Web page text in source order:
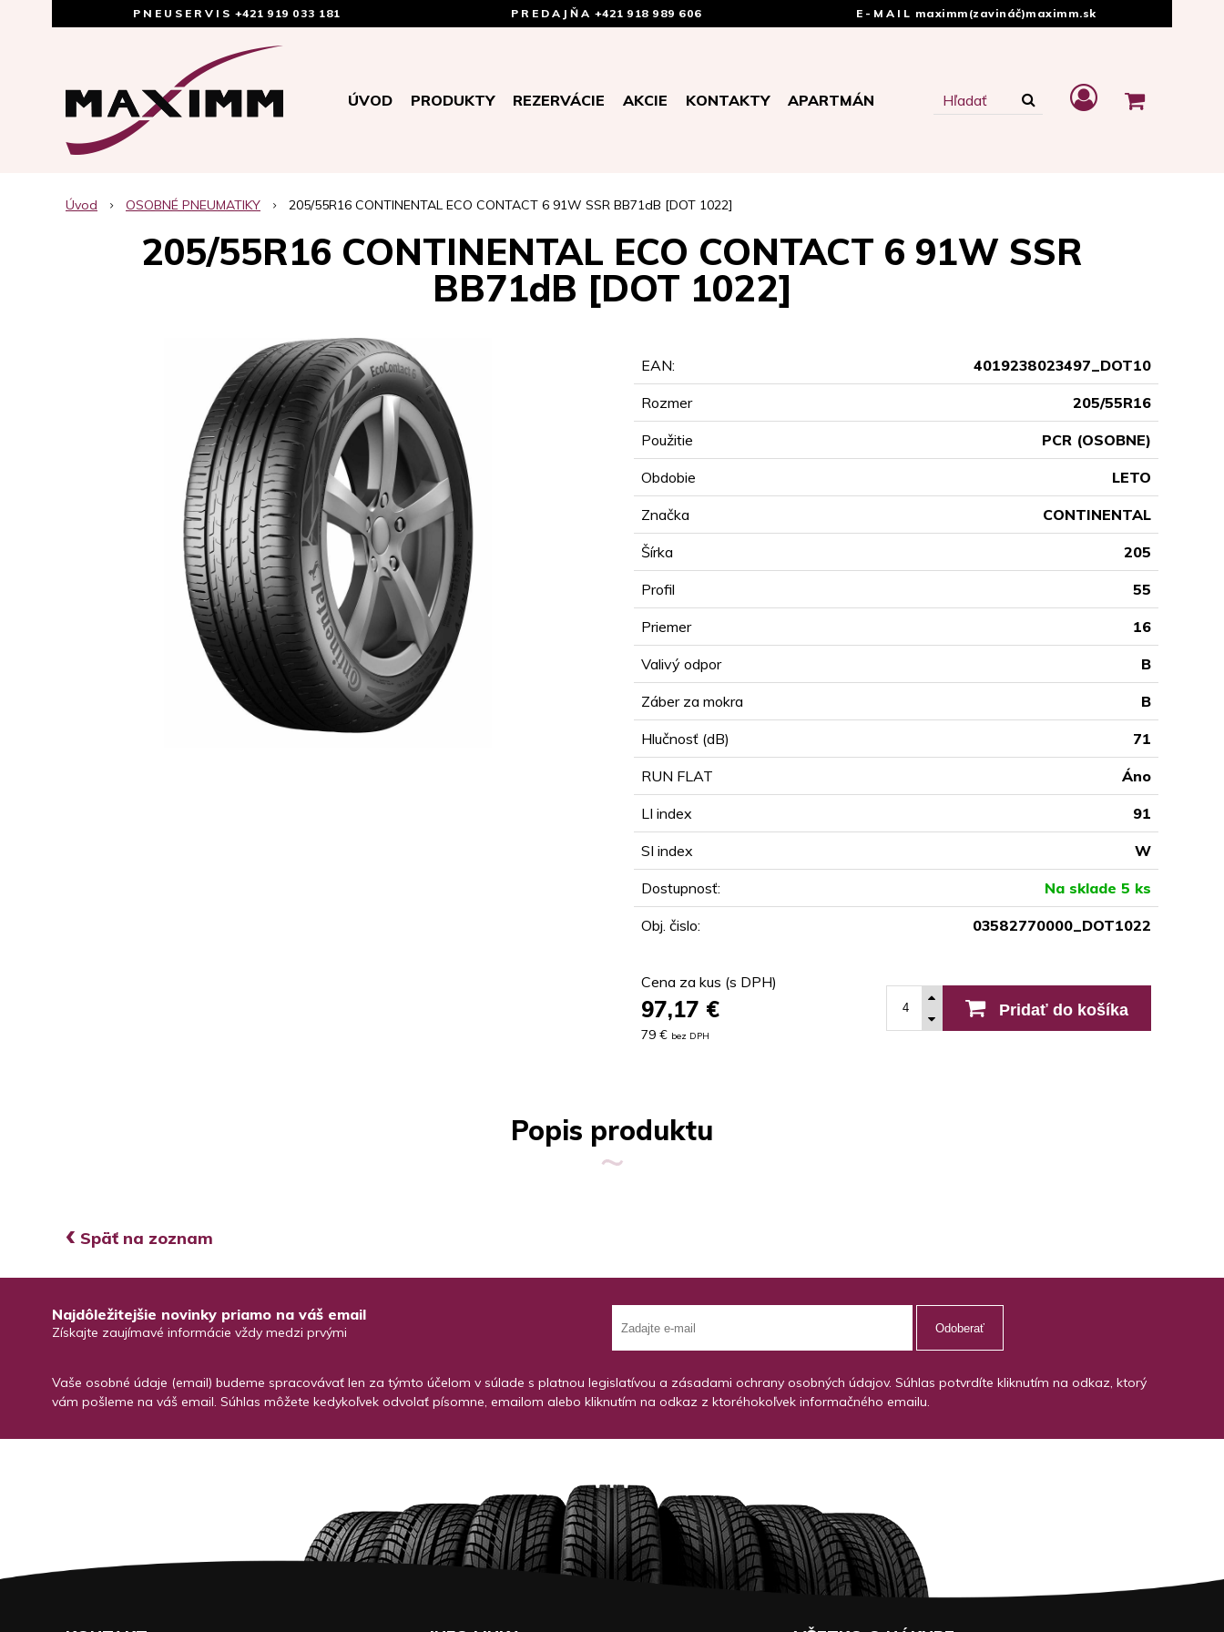
PNEUSERVIS +421 919 033 181 PREDAJŇA +421 918 989 606 E-MAIL maximm(zavináč)maximm.sk
ÚVOD PRODUKTY REZERVÁCIE AKCIE KONTAKTY APARTMÁN
Úvod OSOBNÉ PNEUMATIKY 205/55R16 CONTINENTAL ECO CONTACT 6 91W SSR BB71dB [DOT 1022]
205/55R16 CONTINENTAL ECO CONTACT 6 91W SSR
BB71dB [DOT 1022]
EAN: 4019238023497_DOT10
Rozmer 205/55R16
Použitie PCR (OSOBNE)
Obdobie LETO
Značka CONTINENTAL
Šírka 205
Profil 55
Priemer 16
Valivý odpor B
Záber za mokra B
Hlučnosť (dB) 71
RUN FLAT Áno
LI index 91
SI index W
Dostupnosť: Na sklade 5 ks
Obj. čislo: 03582770000_DOT1022
Cena za kus (s DPH)
97,17 €
79 € bez DPH
Pridať do košíka
Popis produktu
‹ Späť na zoznam
Najdôležitejšie novinky priamo na váš email
Získajte zaujímavé informácie vždy medzi prvými Odoberať
Vaše osobné údaje (email) budeme spracovávať len za týmto účelom v súlade s platnou legislatívou a zásadami ochrany osobných údajov. Súhlas potvrdíte kliknutím na odkaz, ktorý
vám pošleme na váš email. Súhlas môžete kedykoľvek odvolať písomne, emailom alebo kliknutím na odkaz z ktoréhokoľvek informačného emailu.